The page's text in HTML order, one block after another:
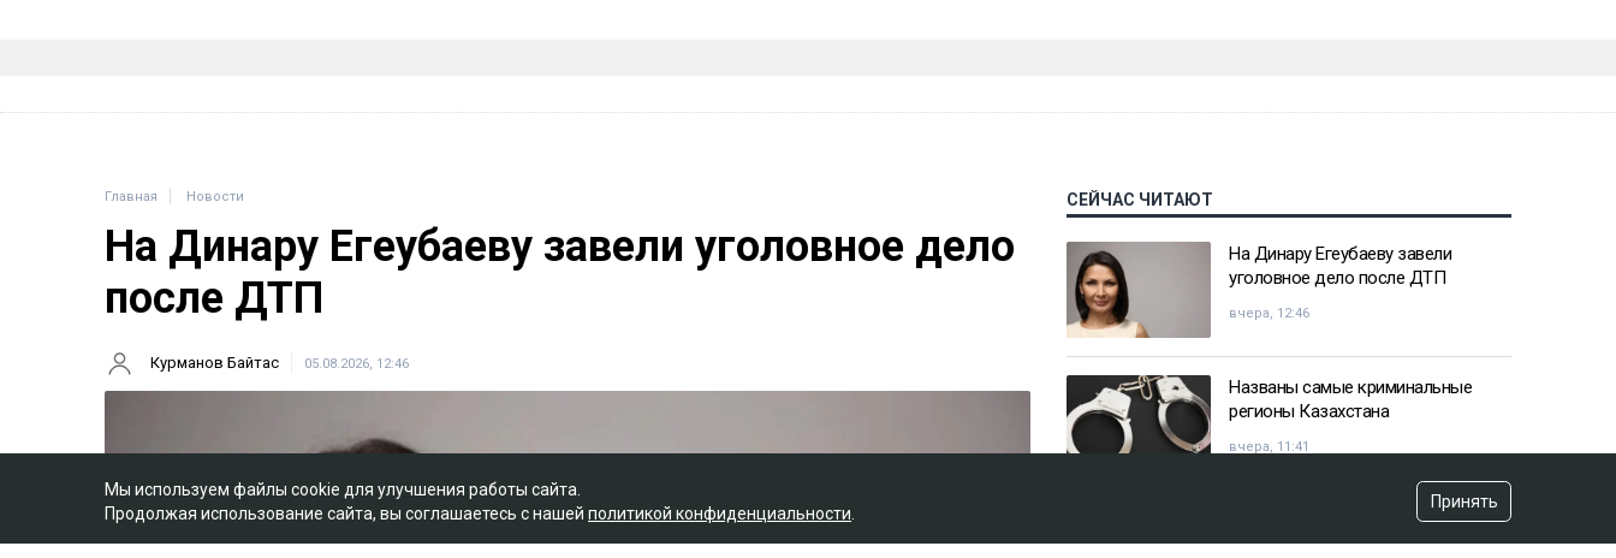
Главная Новости
На Динару Егеубаеву завели уголовное дело
после ДТП
Курманов Байтас 05.08.2026, 12:46
СЕЙЧАС ЧИТАЮТ
На Динару Егеубаеву завели
уголовное дело после ДТП
вчера, 12:46
Названы самые криминальные
регионы Казахстана
вчера, 11:41
Казахстанец пожаловался
Жапарову после остановки на
Мы используем файлы cookie для улучшения работы сайта.
Продолжая использование сайта, вы соглашаетесь с нашей политикой конфиденциальности
Принять